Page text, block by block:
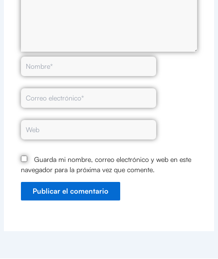
Nombre*
Correo
electrónico*
Web
Guarda mi nombre, correo electrónico y web en este
navegador para la próxima vez que comente.